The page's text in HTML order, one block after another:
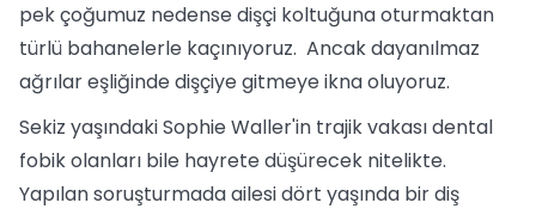
pek çoğumuz nedense dişçi koltuğuna oturmaktan
türlü bahanelerle kaçınıyoruz. Ancak dayanılmaz
ağrılar eşliğinde dişçiye gitmeye ikna oluyoruz.
Sekiz yaşındaki Sophie Waller'in trajik vakası dental
fobik olanları bile hayrete düşürecek nitelikte.
Yapılan soruşturmada ailesi dört yaşında bir diş